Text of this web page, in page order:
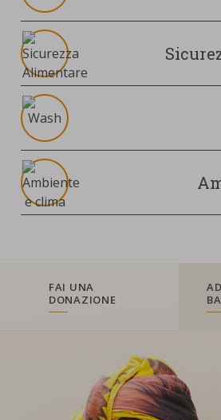
FAI UNA
DONAZIONE